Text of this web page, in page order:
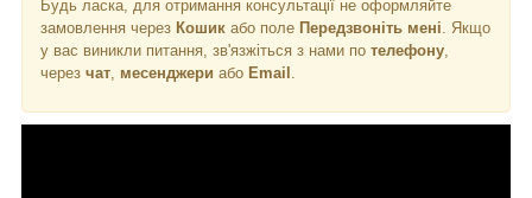
Будь ласка, для отримання консультації не оформляйте
замовлення через Кошик або поле Передзвоніть мені . Якщо
у вас виникли питання, зв'язжіться з нами по телефону
через чат месенджери або Email